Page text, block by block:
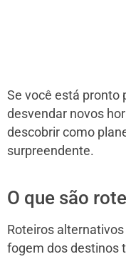
Se você está pronto
desvendar novos
descobrir como
surpreendente.
O que são
Roteiros
fogem dos destinos